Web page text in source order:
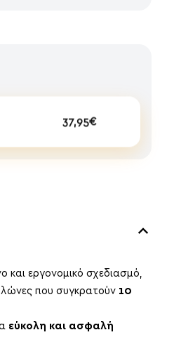
37,95€
εργονομικό σχεδιασμό,
που συγκρατούν 10
εύκολη και ασφαλή